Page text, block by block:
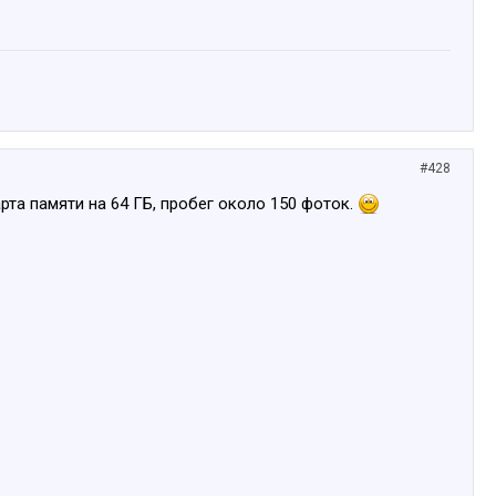
#428
памяти на 64 ГБ, пробег около 150 фоток.